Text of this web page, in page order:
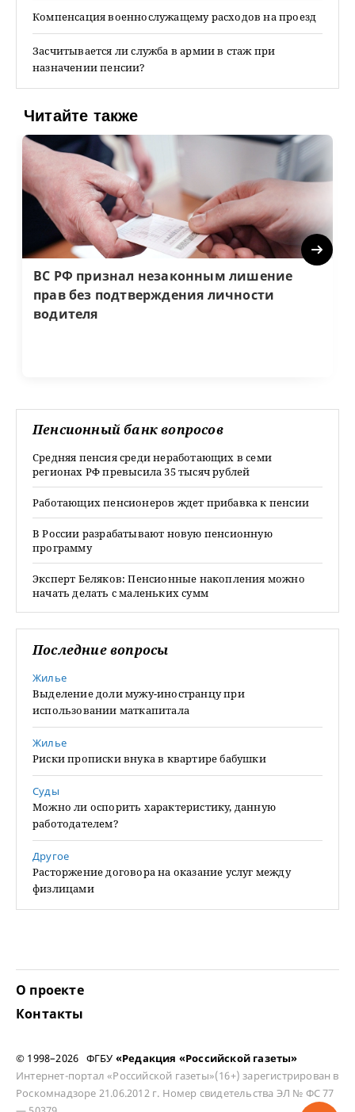
Компенсация военнослужащему расходов на проезд
Засчитывается ли служба в армии в стаж при
назначении пенсии?
Читайте также
ВС РФ признал незаконным лишение
прав без подтверждения личности
водителя
Next
Пенсионный банк вопросов
Средняя пенсия среди неработающих в семи
регионах РФ превысила 35 тысяч рублей
Работающих пенсионеров ждет прибавка к пенсии
В России разрабатывают новую пенсионную
программу
Эксперт Беляков: Пенсионные накопления можно
начать делать с маленьких сумм
Последние вопросы
Жилье
Выделение доли мужу-иностранцу при
использовании маткапитала
Жилье
Риски прописки внука в квартире бабушки
Суды
Можно ли оспорить характеристику, данную
работодателем?
Другое
Расторжение договора на оказание услуг между
физлицами
О проекте
Контакты
© 1998–2026 ФГБУ «Редакция «Российской газеты»
Интернет-портал «Российской газеты»(16+) зарегистрирован в
Роскомнадзоре 21.06.2012 г. Номер свидетельства ЭЛ № ФС 77